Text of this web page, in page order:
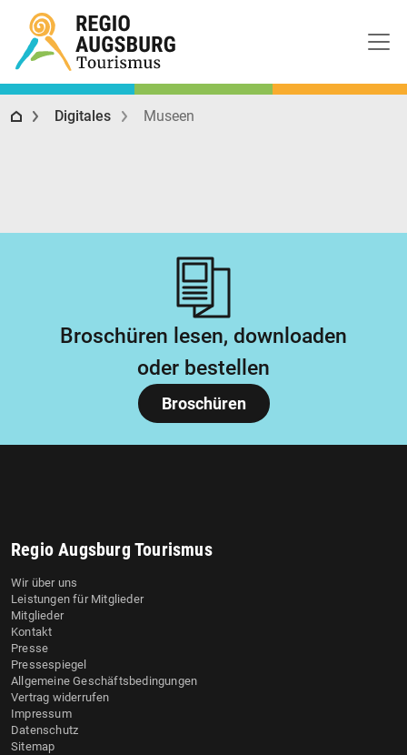
Regio Augsburg Tourismus
Digitales Museen
Broschüren lesen, downloaden
oder bestellen
Broschüren
Regio Augsburg Tourismus
Wir über uns
Leistungen für Mitglieder
Mitglieder
Kontakt
Presse
Pressespiegel
Allgemeine Geschäftsbedingungen
Vertrag widerrufen
Impressum
Datenschutz
Sitemap